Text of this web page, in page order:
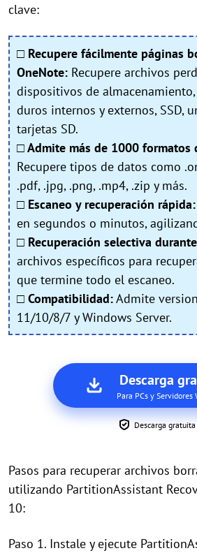
clave:
□ Recupere fácilmente páginas
OneNote: Recupere archivos
dispositivos de
duros internos y externos, SSD,
tarjetas SD.
□ Admite más de 1000 formatos
Recupere tipos de datos como
.pdf, .jpg, .png, .mp4, .zip y más.
□ Escaneo y recuperación rápida:
en segundos o minutos,
□ Recuperación selectiva
archivos específicos para
que termine todo el escaneo.
□ Compatibilidad:Admite
11/10/8/7 y Windows Server.
Descarga
Para PCs y Servidores
Descarga gratuita
Pasos para recuperar archivos
utilizando PartitionAssistant
10:
Paso 1. Instale y ejecute